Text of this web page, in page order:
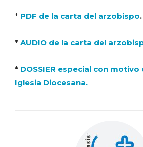
* PDF de la carta del arzobispo.
* AUDIO de la carta del
* DOSSIER especial con motivo
Iglesia Diocesana.